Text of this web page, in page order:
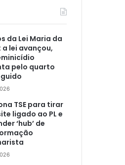
da Lei Maria da
a lei avançou,
pelo quarto
TSE para tirar
ligado ao PL e
‘hub’ de